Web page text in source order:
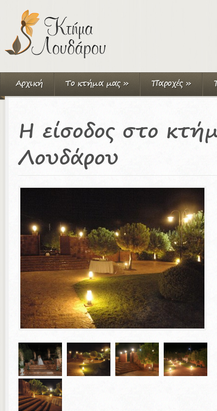
Αρχική Το κτήμα μας» Παροχές»
Η είσοδος στο
Λουδάρου